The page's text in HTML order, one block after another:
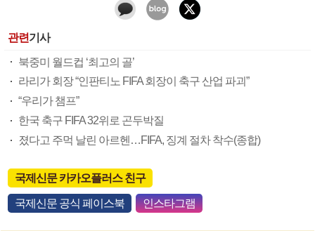
관련기사
북중미 월드컵 ‘최고의 골’
라리가 회장 “인판티노 FIFA 회장이 축구 산업 파괴”
“우리가 챔프”
한국 축구 FIFA 32위로 곤두박질
졌다고 주먹 날린 아르헨…FIFA, 징계 절차 착수(종합)
국제신문 카카오플러스 친구
국제신문 공식 페이스북 인스타그램